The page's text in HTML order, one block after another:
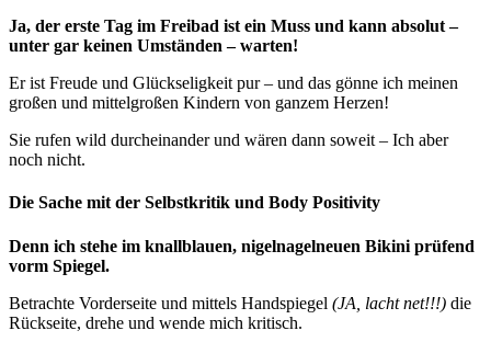
Ja, der erste Tag im Freibad ist ein Muss und kann absolut –
unter gar keinen Umständen – warten!
Er ist Freude und Glückseligkeit pur – und das gönne ich meinen
großen und mittelgroßen Kindern von ganzem Herzen!
Sie rufen wild durcheinander und wären dann soweit – Ich aber
noch nicht.
Die Sache mit der Selbstkritik und Body Positivity
Denn ich stehe im knallblauen, nigelnagelneuen Bikini prüfend
vorm Spiegel.
Betrachte Vorderseite und mittels Handspiegel (JA, lacht net!!!) die
Rückseite, drehe und wende mich kritisch.